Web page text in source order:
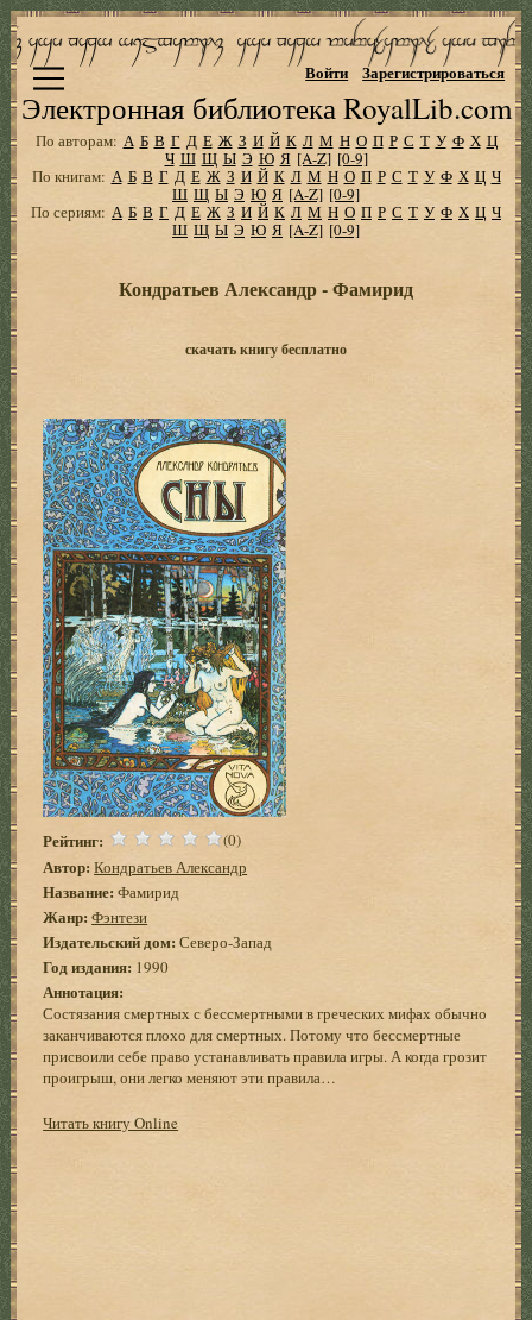
Электронная библиотека RoyalLib.com
Войти Зарегистрироваться
По авторам: А Б В Г Д Е Ж З И Й К Л М Н О П Р С Т У Ф Х Ц
Ч Ш Щ Ы Э Ю Я [A-Z] [0-9]
По книгам: А Б В Г Д Е Ж З И Й К Л М Н О П Р С Т У Ф Х Ц Ч
Ш Щ Ы Э Ю Я [A-Z] [0-9]
По сериям: А Б В Г Д Е Ж З И Й К Л М Н О П Р С Т У Ф Х Ц Ч
Ш Щ Ы Э Ю Я [A-Z] [0-9]
Кондратьев Александр - Фамирид
скачать книгу бесплатно
Рейтинг: (0)
Автор: Кондратьев Александр
Название: Фамирид
Жанр: Фэнтези
Издательский дом:Северо-Запад
Год издания: 1990
Аннотация:
Состязания смертных с бессмертными в греческих мифах обычно
заканчиваются плохо для смертных. Потому что бессмертные
присвоили себе право устанавливать правила игры. А когда грозит
проигрыш, они легко меняют эти правила…
Читать книгу Online